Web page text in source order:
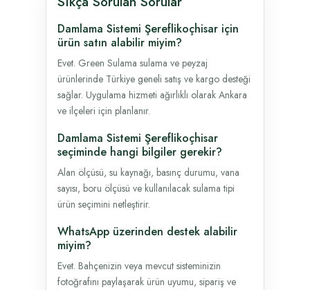
Damlama Sistemi Şereflikoçhisar için
ürün satın alabilir miyim?
Evet. Green Sulama sulama ve peyzaj
ürünlerinde Türkiye geneli satış ve kargo desteği
sağlar. Uygulama hizmeti ağırlıklı olarak Ankara
ve ilçeleri için planlanır.
Damlama Sistemi Şereflikoçhisar
seçiminde hangi bilgiler gerekir?
Alan ölçüsü, su kaynağı, basınç durumu, vana
sayısı, boru ölçüsü ve kullanılacak sulama tipi
ürün seçimini netleştirir.
WhatsApp üzerinden destek alabilir
miyim?
Evet. Bahçenizin veya mevcut sisteminizin
fotoğrafını paylaşarak ürün uyumu, sipariş ve